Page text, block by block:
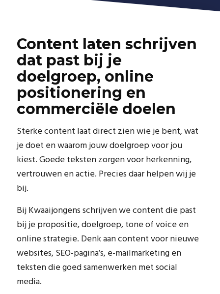
Content laten schrijven
dat past bij je
doelgroep, online
positionering en
commerciële doelen
Sterke content laat direct zien wie je bent, wat
je doet en waarom jouw doelgroep voor jou
kiest. Goede teksten zorgen voor herkenning,
vertrouwen en actie. Precies daar helpen wij je
bij.
Bij Kwaaijongens schrijven we content die past
bij je propositie, doelgroep, tone of voice en
online strategie. Denk aan content voor nieuwe
websites, SEO-pagina’s, e-mailmarketing en
teksten die goed samenwerken met social
media.